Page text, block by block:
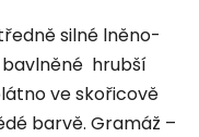
silné lněno-
bavlněné hrubší
ve skořicově
barvě. Gramáž –